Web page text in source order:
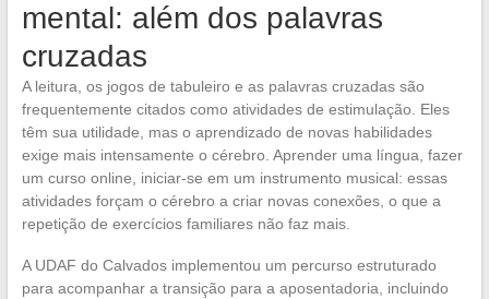
mental: além dos palavras
cruzadas
A leitura, os jogos de tabuleiro e as palavras cruzadas são
frequentemente citados como atividades de estimulação. Eles
têm sua utilidade, mas o aprendizado de novas habilidades
exige mais intensamente o cérebro. Aprender uma língua, fazer
um curso online, iniciar-se em um instrumento musical: essas
atividades forçam o cérebro a criar novas conexões, o que a
repetição de exercícios familiares não faz mais.
A UDAF do Calvados implementou um percurso estruturado
para acompanhar a transição para a aposentadoria, incluindo